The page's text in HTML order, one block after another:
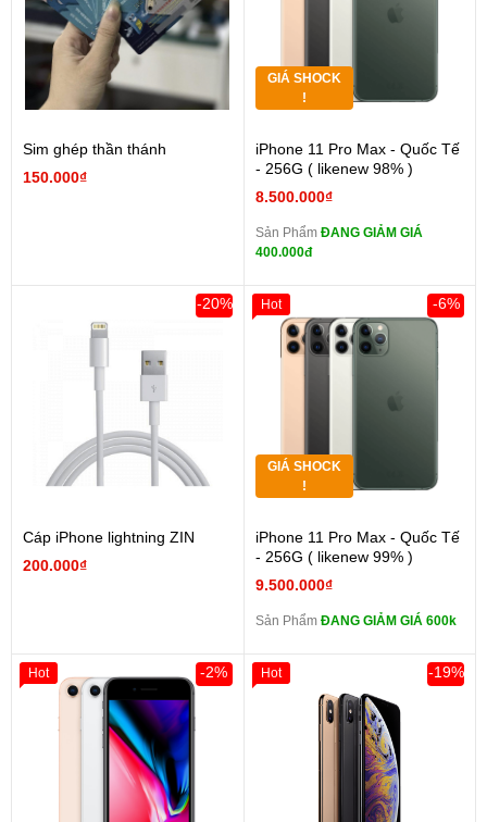
Sim ghép thần thánh
150.000₫
GIÁ SHOCK
!
iPhone 11 Pro Max - Quốc Tế
- 256G ( likenew 98% )
8.500.000₫
Sản Phẩm ĐANG GIẢM GIÁ
400.000đ
Cáp iPhone lightning ZIN
200.000₫
-20%
GIÁ SHOCK
!
iPhone 11 Pro Max - Quốc Tế
- 256G ( likenew 99% )
9.500.000₫
-6%
Sản Phẩm ĐANG GIẢM GIÁ 600k
Hot
-2%
Hot -19%
Hot